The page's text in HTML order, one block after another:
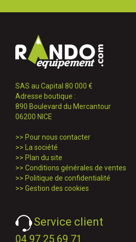
SAS au Capital 80 000 €
Adresse boutique :
890 Boulevard du Mercantour
06200 NICE
>> Pour nous contacter
>> La société
>> Plan du site
>> Conditions générales de ventes
>> Politique de confidentialité
>> Gestion des cookies
Service client
04 97 25 69 71